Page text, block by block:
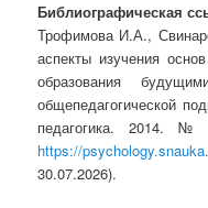
Библиографическая
Трофимова И.А.,
аспекты изучения
образования
общепедагогической
педагогика. 2014. №
https://
30.07.2026).